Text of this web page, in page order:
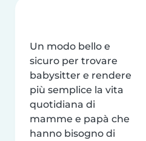
Un modo bello e
sicuro per trovare
babysitter e rendere
più semplice la vita
quotidiana di
mamme e papà che
hanno bisogno di